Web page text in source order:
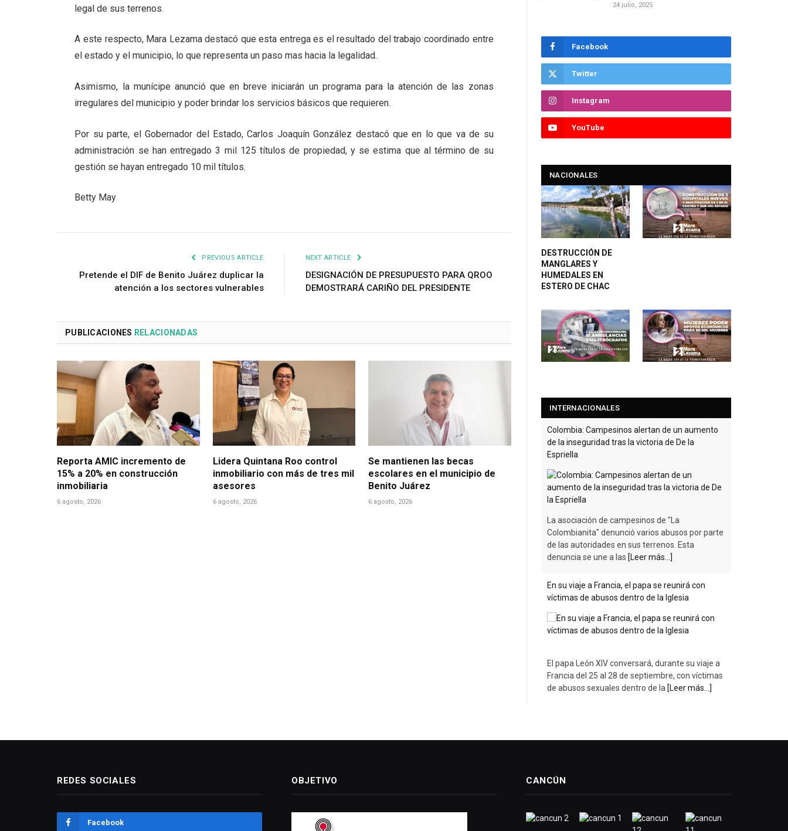
legal de sus terrenos.
A este respecto, Mara Lezama destacó que esta entrega es el resultado del trabajo coordinado entre
el estado y el municipio, lo que representa un paso mas hacia la legalidad.
Asimismo, la munícipe anunció que en breve iniciarán un programa para la atención de las zonas
irregulares del municipio y poder brindar los servicios básicos que requieren.
Por su parte, el Gobernador del Estado, Carlos Joaquín González destacó que en lo que va de su
administración se han entregado 3 mil 125 títulos de propiedad, y se estima que al término de su
gestión se hayan entregado 10 mil títulos.
Betty May
PREVIOUS ARTICLE
Pretende el DIF de Benito Juárez duplicar la
atención a los sectores vulnerables
NEXT ARTICLE
DESIGNACIÓN DE PRESUPUESTO PARA QROO
DEMOSTRARÁ CARIÑO DEL PRESIDENTE
PUBLICACIONES RELACIONADAS
Reporta AMIC incremento de
15% a 20% en construcción
inmobiliaria
6 agosto, 2026
Lidera Quintana Roo control
inmobiliario con más de tres mil
asesores
6 agosto, 2026
Se mantienen las becas
escolares en el municipio de
Benito Juárez
6 agosto, 2026
24 julio, 2025
Facebook
Twitter
Instagram
YouTube
NACIONALES
DESTRUCCIÓN DE
MANGLARES Y
HUMEDALES EN
ESTERO DE CHAC
INTERNACIONALES
Colombia: Campesinos alertan de un aumento
de la inseguridad tras la victoria de De la
Espriella
La asociación de campesinos de "La
Colombianita" denunció varios abusos por parte
de las autoridades en sus terrenos. Esta
denuncia se une a las [Leer más...]
En su viaje a Francia, el papa se reunirá con
víctimas de abusos dentro de la Iglesia
El papa León XIV conversará, durante su viaje a
Francia del 25 al 28 de septiembre, con víctimas
de abusos sexuales dentro de la [Leer más...]
REDES SOCIALES
Facebook
OBJETIVO CANCÚN